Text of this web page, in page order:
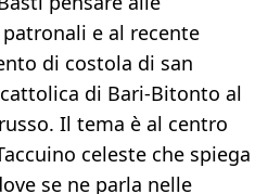
e al recente
di costola di san
di Bari-Bitonto al
Il tema è al centro
celeste che spiega
se ne parla nelle